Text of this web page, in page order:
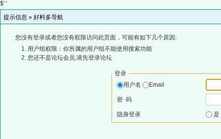
$' '
提示信息 » 好料多导航
您没有登录或者您没有权限访问此页面，可能有如下几个原因:
用户组权限：你所属的用户组不能使用搜索功能
您还不是论坛会员,请先登录论坛
登录
用户名
Email
密 码
隐身登录